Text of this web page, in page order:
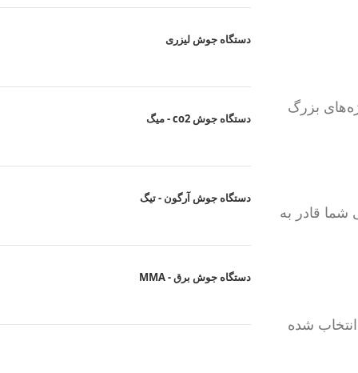
بزرگ
شما قادر به
شبکه برق شما سازگار است. البته در ایران این ولتاژ ۲۲۰ ولت انتخاب شده
دستگاه جوش لیزری
دستگاه جوش co2 - میگ
دستگاه جوش آرگون - تیگ
دستگاه جوش برق - MMA